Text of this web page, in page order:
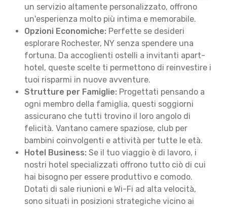
un servizio altamente personalizzato, offrono
un'esperienza molto più intima e memorabile.
Opzioni Economiche: Perfette se desideri
esplorare Rochester, NY senza spendere una
fortuna. Da accoglienti ostelli a invitanti apart-
hotel, queste scelte ti permettono di reinvestire i
tuoi risparmi in nuove avventure.
Strutture per Famiglie: Progettati pensando a
ogni membro della famiglia, questi soggiorni
assicurano che tutti trovino il loro angolo di
felicità. Vantano camere spaziose, club per
bambini coinvolgenti e attività per tutte le età.
Hotel Business: Se il tuo viaggio è di lavoro, i
nostri hotel specializzati offrono tutto ciò di cui
hai bisogno per essere produttivo e comodo.
Dotati di sale riunioni e Wi-Fi ad alta velocità,
sono situati in posizioni strategiche vicino ai